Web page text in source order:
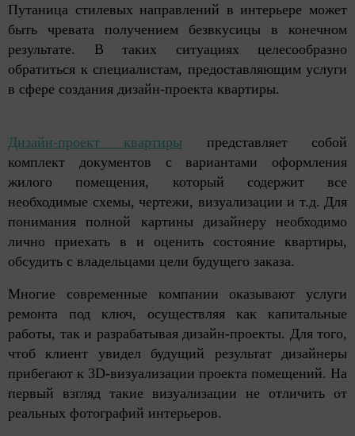
Путаница стилевых направлений в интерьере может
быть чревата получением безвкусицы в конечном
результате. В таких ситуациях целесообразно
обратиться к специалистам, предоставляющим услуги
в сфере создания дизайн-проекта квартиры.
Дизайн-проект квартиры представляет собой
комплект документов с вариантами оформления
жилого помещения, который содержит все
необходимые схемы, чертежи, визуализации и т.д. Для
понимания полной картины дизайнеру необходимо
лично приехать в и оценить состояние квартиры,
обсудить с владельцами цели будущего заказа.
Многие современные компании оказывают услуги
ремонта под ключ, осуществляя как капитальные
работы, так и разрабатывая дизайн-проекты. Для того,
чтоб клиент увидел будущий результат дизайнеры
прибегают к 3D-визуализации проекта помещений. На
первый взгляд такие визуализации не отличить от
реальных фотографий интерьеров.